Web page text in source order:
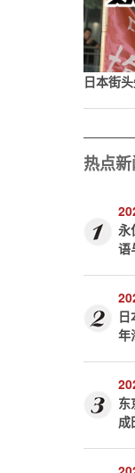
日本街
热点
永
语
年
东
成